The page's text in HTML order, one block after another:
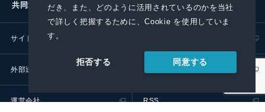
だき、また、どのように活用されているのかを当社
で詳しく把握するために、Cookie を使用していま
す。
拒否する 同意する
共同通信社グループ
サイトポリシー
外部送信ポリシー
運営会社 RSS